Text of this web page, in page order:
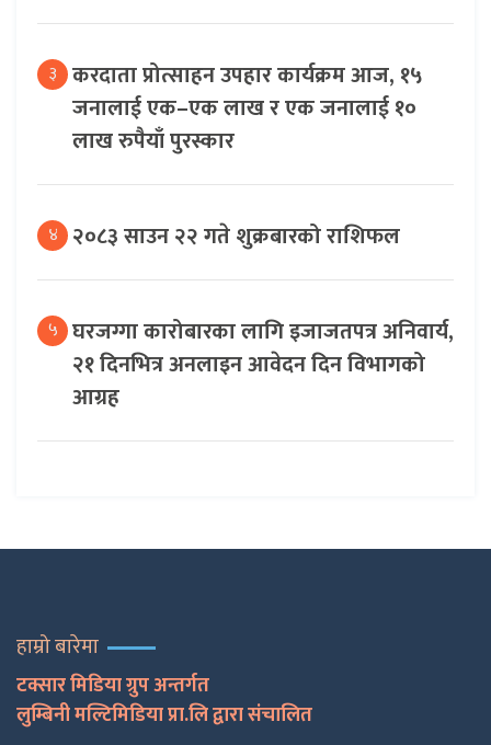
३ करदाता प्रोत्साहन उपहार कार्यक्रम आज, १५
जनालाई एक–एक लाख र एक जनालाई १०
लाख रुपैयाँ पुरस्कार
४ २०८३ साउन २२ गते शुक्रबारको राशिफल
५ घरजग्गा कारोबारका लागि इजाजतपत्र अनिवार्य,
२१ दिनभित्र अनलाइन आवेदन दिन विभागको
आग्रह
हाम्रो बारेमा
टक्सार मिडिया ग्रुप अन्तर्गत
लुम्बिनी मल्टिमिडिया प्रा.लि द्वारा संचालित